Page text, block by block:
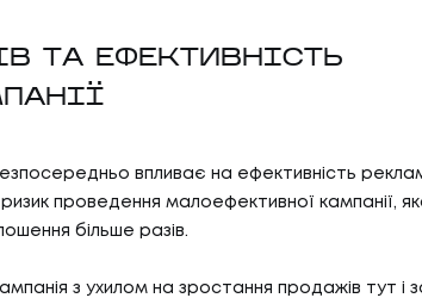
ТА ЕФЕКТИВНІСТЬ
впливає на ефективність
ризик проведення малоефективної кампанії,
більше разів.
з ухилом на зростання продажів тут і